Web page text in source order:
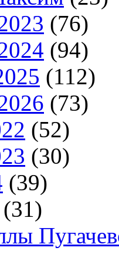
(76)
(94)
(112)
(73)
(52)
(30)
(39)
(31)